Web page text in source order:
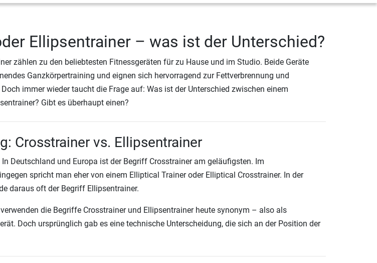
Ellipsentrainer – was ist der Unterschied?
zählen zu den beliebtesten Fitnessgeräten für zu Hause und im Studio. Beide Geräte
Ganzkörpertraining und eignen sich hervorragend zur Fettverbrennung und
immer wieder taucht die Frage auf: Was ist der Unterschied zwischen einem
Gibt es überhaupt einen?
Crosstrainer vs. Ellipsentrainer
Deutschland und Europa ist der Begriff Crosstrainer am geläufigsten. Im
spricht man eher von einem Elliptical Trainer oder Elliptical Crosstrainer. In der
daraus oft der Begriff Ellipsentrainer.
die Begriffe Crosstrainer und Ellipsentrainer heute synonym – also als
Doch ursprünglich gab es eine technische Unterscheidung, die sich an der Position der